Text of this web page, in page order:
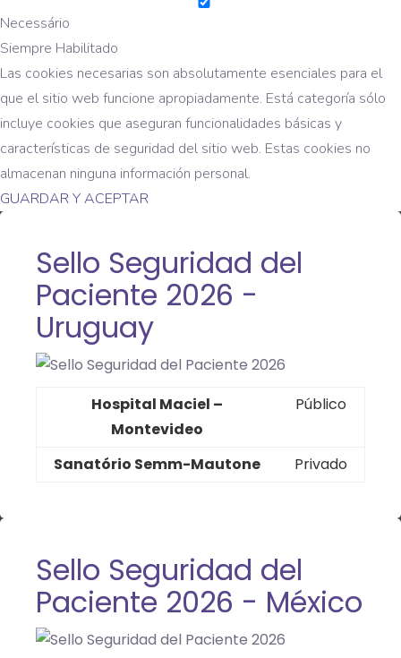
Necessário
Siempre Habilitado
Las cookies necesarias son absolutamente esenciales para el
que el sitio web funcione apropiadamente. Está categoría sólo
incluye cookies que aseguran funcionalidades básicas y
características de seguridad del sitio web. Estas cookies no
almacenan ninguna información personal.
GUARDAR Y ACEPTAR
Sello Seguridad del
Paciente 2026 -
Uruguay
Hospital Maciel –
Montevideo
Público
Sanatório Semm-Mautone Privado
Sello Seguridad del
Paciente 2026 - México